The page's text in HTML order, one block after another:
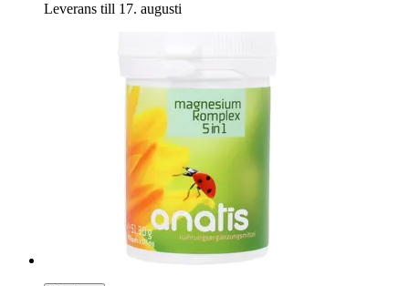
Leverans till 17. augusti